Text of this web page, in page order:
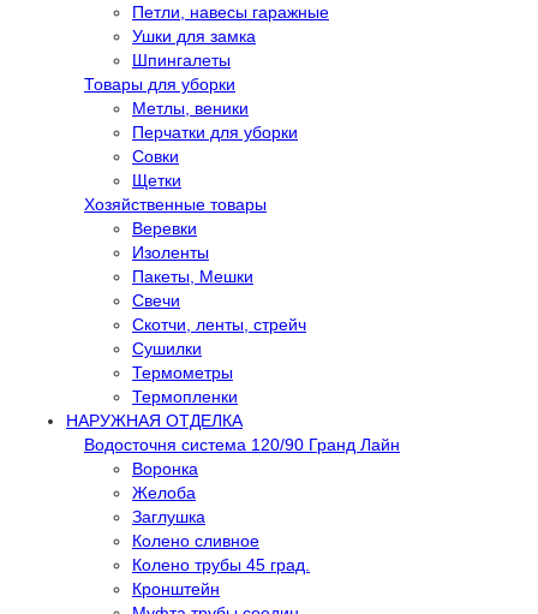
Петли, навесы гаражные
Ушки для замка
Шпингалеты
Товары для уборки
Метлы, веники
Перчатки для уборки
Совки
Щетки
Хозяйственные товары
Веревки
Изоленты
Пакеты, Мешки
Свечи
Скотчи, ленты, стрейч
Сушилки
Термометры
Термопленки
НАРУЖНАЯ ОТДЕЛКА
Водосточня система 120/90 Гранд Лайн
Воронка
Желоба
Заглушка
Колено сливное
Колено трубы 45 град.
Кронштейн